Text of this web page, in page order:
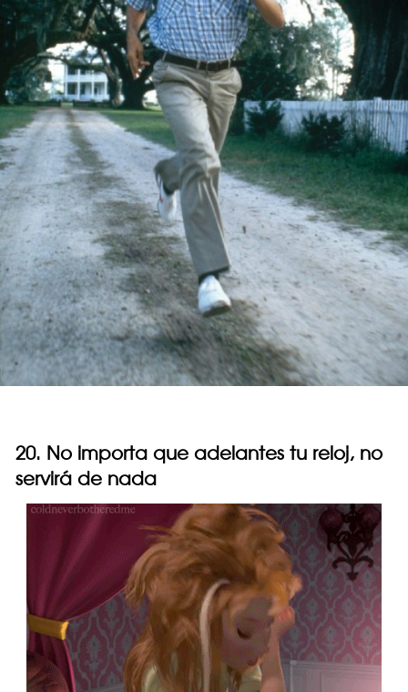
20. No importa que adelantes tu reloj, no
servirá de nada